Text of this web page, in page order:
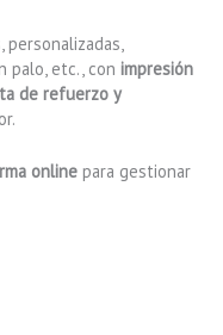
personalizadas,
palo, etc., con impresión
de refuerzo y
online para gestionar